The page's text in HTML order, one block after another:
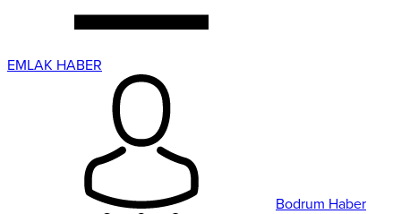
EMLAK HABER
Bodrum Haber